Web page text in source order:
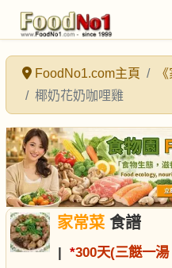
FoodNo1.com主頁
椰奶花奶咖哩雞
家常菜食譜
| *300天(三餸一